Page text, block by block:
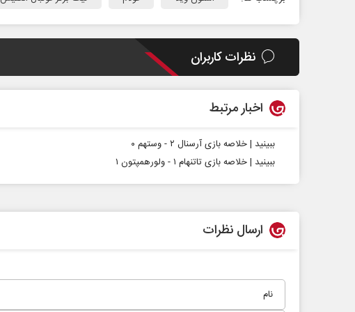
نظرات کاربران
اخبار مرتبط
ببینید | خلاصه بازی آرسنال ۲ - وستهم ۰
ببینید | خلاصه بازی تاتنهام ۱ - ولورهمپتون ۱
ارسال نظرات